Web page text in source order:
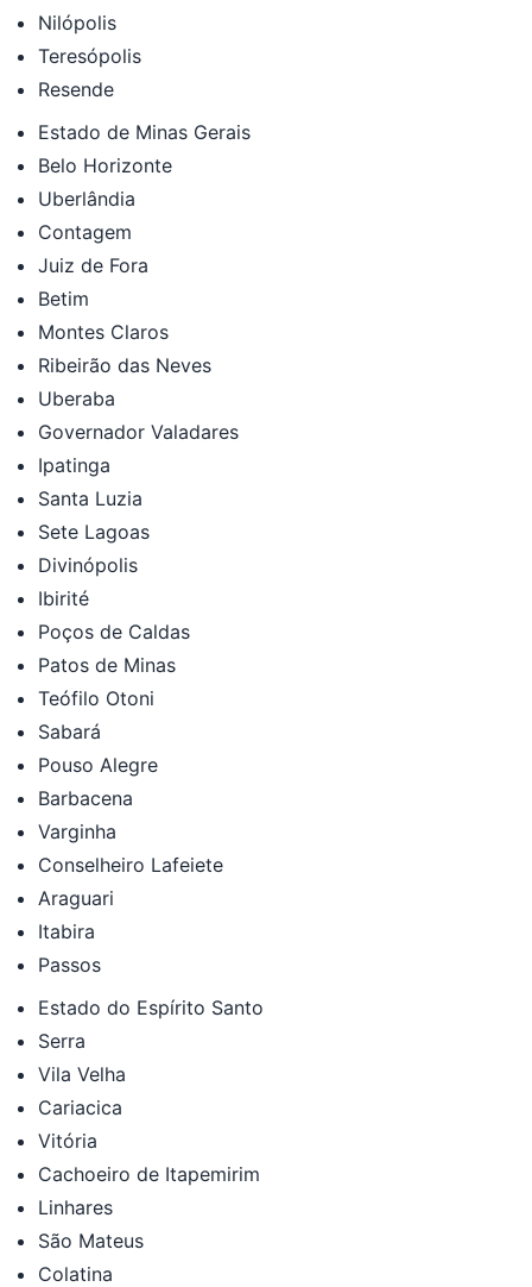
Nilópolis
Teresópolis
Resende
Estado de Minas Gerais
Belo Horizonte
Uberlândia
Contagem
Juiz de Fora
Betim
Montes Claros
Ribeirão das Neves
Uberaba
Governador Valadares
Ipatinga
Santa Luzia
Sete Lagoas
Divinópolis
Ibirité
Poços de Caldas
Patos de Minas
Teófilo Otoni
Sabará
Pouso Alegre
Barbacena
Varginha
Conselheiro Lafeiete
Araguari
Itabira
Passos
Estado do Espírito Santo
Serra
Vila Velha
Cariacica
Vitória
Cachoeiro de Itapemirim
Linhares
São Mateus
Colatina